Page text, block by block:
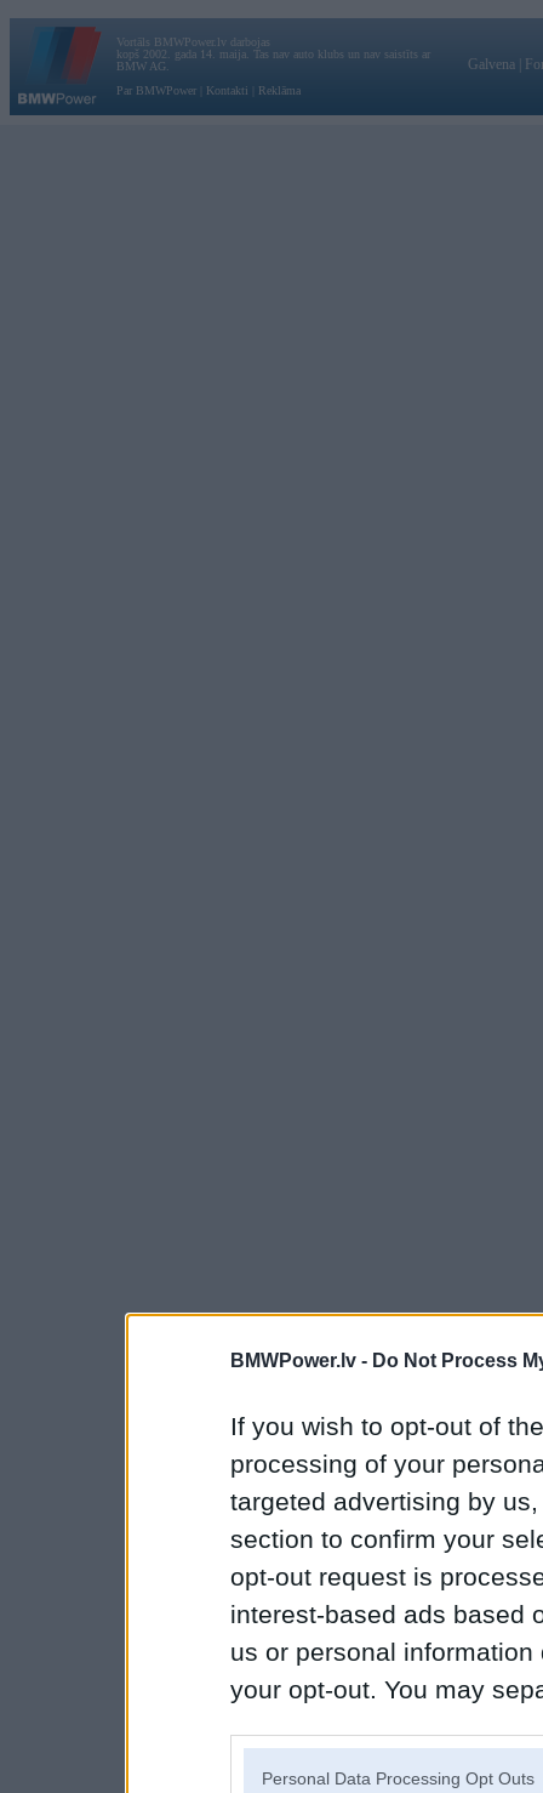
BMWPower.lv - Do Not Process
If you wish to opt-out of
processing of your
targeted advertising by
section to confirm your
opt-out request is
interest-based ads based
us or personal
your opt-out. You may
Personal Data Processing Opt Outs
Vortāls BMWPower.lv darbojas
kopš 2002. gada 14. maija. Tas nav auto klubs un nav saistīts ar
BMW AG.
Par BMWPower
Kontakti Reklāma
Galvena